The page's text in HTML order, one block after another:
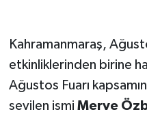
Kahramanmaraş,
etkinliklerinden birine
Ağustos Fuarı
sevilen ismi Merve
YEREL YÖNETİM
MEDYA